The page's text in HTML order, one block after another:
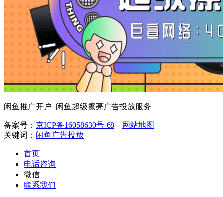
闲鱼推广开户_闲鱼超级擦亮广告投放服务
备案号： 京ICP备16058630号-68
网站地图
关键词： 闲鱼广告投放
首页
电话咨询
微信
联系我们